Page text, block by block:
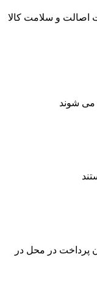
اصالت و سلامت کالا
می شوند
تومان امکان پرداخت در محل در